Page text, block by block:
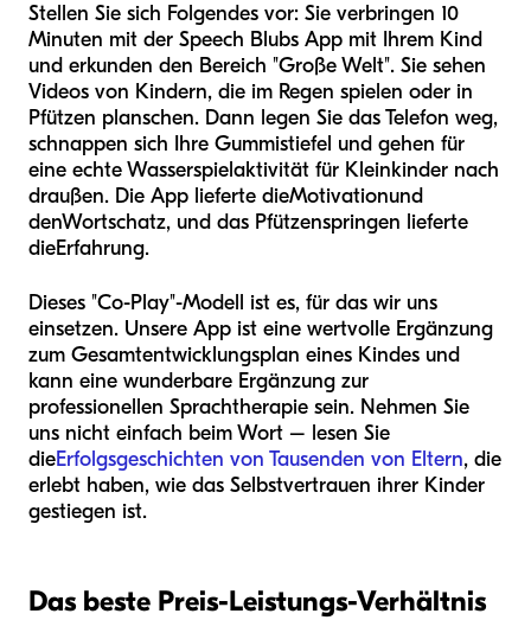
Stellen Sie sich Folgendes vor: Sie verbringen 10
Minuten mit der Speech Blubs App mit Ihrem Kind
und erkunden den Bereich "Große Welt". Sie sehen
Videos von Kindern, die im Regen spielen oder in
Pfützen planschen. Dann legen Sie das Telefon weg,
schnappen sich Ihre Gummistiefel und gehen für
eine echte Wasserspielaktivität für Kleinkinder nach
draußen. Die App lieferte dieMotivationund
denWortschatz, und das Pfützenspringen lieferte
dieErfahrung.
Dieses "Co-Play"-Modell ist es, für das wir uns
einsetzen. Unsere App ist eine wertvolle Ergänzung
zum Gesamtentwicklungsplan eines Kindes und
kann eine wunderbare Ergänzung zur
professionellen Sprachtherapie sein. Nehmen Sie
uns nicht einfach beim Wort – lesen Sie
dieErfolgsgeschichten von Tausenden von Eltern, die
erlebt haben, wie das Selbstvertrauen ihrer Kinder
gestiegen ist.
Das beste Preis-Leistungs-Verhältnis